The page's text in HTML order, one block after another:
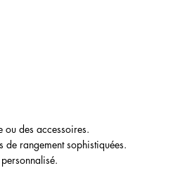
ou des accessoires.
de rangement sophistiquées.